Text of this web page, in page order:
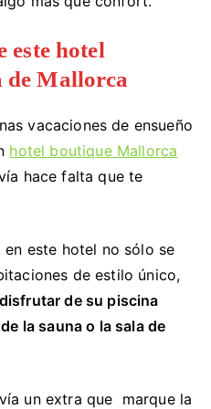
este hotel
de Mallorca
vacaciones de ensueño
hotel boutique Mallorca
hace falta que te
este hotel no sólo se
de estilo único,
de su piscina
la sauna o la sala de
un extra que marque la